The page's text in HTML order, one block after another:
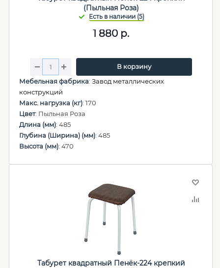
(Пыльная Роза)
1 880 р.
В корзину
Мебельная фабрика: Завод металлических
конструкций
Макс. нагрузка (кг): 170
Цвет: Пыльная Роза
Длина (мм): 485
Глубина (Ширина) (мм): 485
Высота (мм): 470
Табурет квадратный Пенёк-224 крепкий